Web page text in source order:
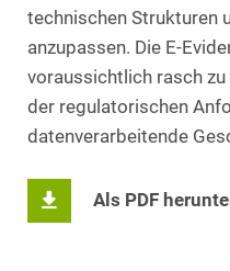
technischen Strukturen
anzupassen. Die E-
voraussichtlich rasch
der regulatorischen
datenverarbeitende
Als PDF